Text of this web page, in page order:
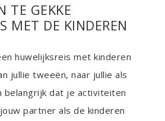
TE GEKKE
MET DE KINDEREN
huwelijksreis met kinderen
jullie tweeën, naar jullie als
belangrijk dat je activiteiten
partner als de kinderen